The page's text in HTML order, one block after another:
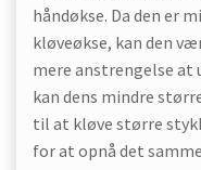
håndøkse. Da den er
kløveøkse, kan den
mere anstrengelse at
kan dens mindre
til at kløve større
for at opnå det